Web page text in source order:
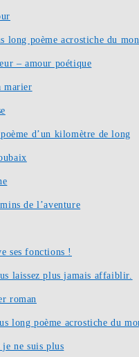
long poème acrostiche du
– amour poétique
marier
d’un kilomètre de long
de l’aventure
ses fonctions !
laissez plus jamais affaiblir.
roman
long poème acrostiche du
je ne suis plus